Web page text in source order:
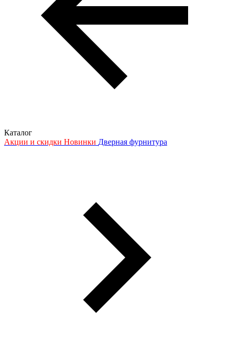
Каталог
Акции и скидки Новинки Дверная фурнитура